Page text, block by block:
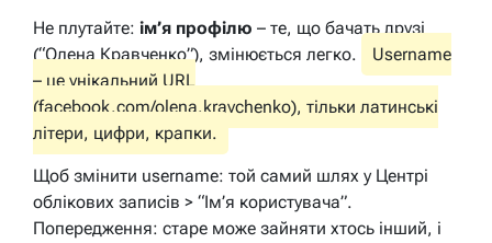
Не плутайте: ім’я профілю – те, що бачать друзі
(“Олена Кравченко”), змінюється легко.
Username
– це унікальний URL
(facebook.com/olena.kravchenko), тільки латинські
літери, цифри, крапки.
Щоб змінити username: той самий шлях у Центрі
облікових записів > “Ім’я користувача”.
Попередження: старе може зайняти хтось інший, і